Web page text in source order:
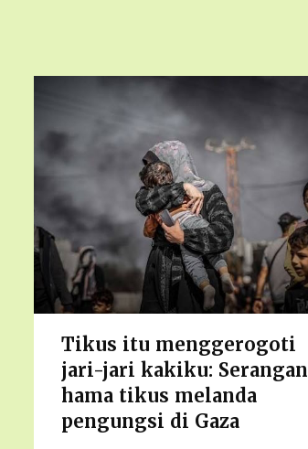
Tikus itu menggerogoti
jari-jari kakiku: Serangan
hama tikus melanda
pengungsi di Gaza